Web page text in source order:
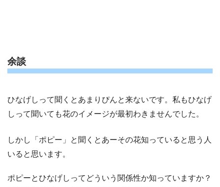
余談
ひなげしって聞くとあまりぴんと来ないです。私もひなげ
しって聞いても花のイメージが最初わきませんでした。
しかし「ポピー」と聞くとあーその花知っていると思う人
いると思います。
ポピーとひなげしってどういう関係性か知っていますか？